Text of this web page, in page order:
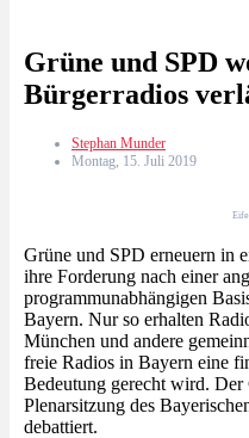
Grüne und SPD
Bürgerradios
Stephan Munder
Montag, 15. Juli 2019
Grüne und SPD erneuern in
ihre Forderung nach einer
programmunabhängigen
Bayern. Nur so erhalten
München und andere
freie Radios in Bayern eine
Bedeutung gerecht wird.
Plenarsitzung des
debattiert.